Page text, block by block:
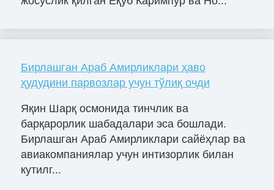
Бирлашган Араб Амирликлари ҳаво
ҳудудини парвозлар учун тўлиқ очди
Яқин Шарқ осмонида тинчлик ва
барқарорлик шабадалари эса бошлади.
Бирлашган Араб Амирликлари сайёҳлар ва
авиакомпаниялар учун интизорлик билан
кутилг...